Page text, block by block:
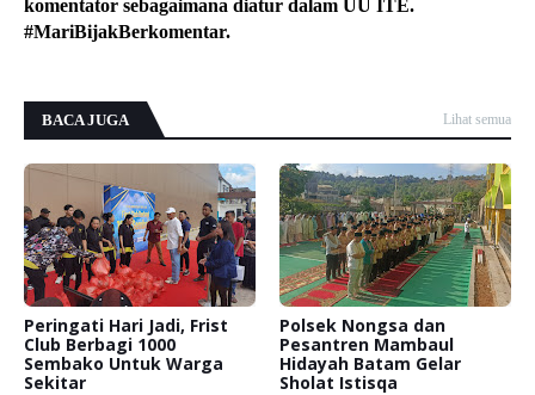
komentator sebagaimana diatur dalam UU ITE.
#MariBijakBerkomentar.
BACA JUGA Lihat semua
Peringati Hari Jadi, Frist
Club Berbagi 1000
Sembako Untuk Warga
Sekitar
Polsek Nongsa dan
Pesantren Mambaul
Hidayah Batam Gelar
Sholat Istisqa